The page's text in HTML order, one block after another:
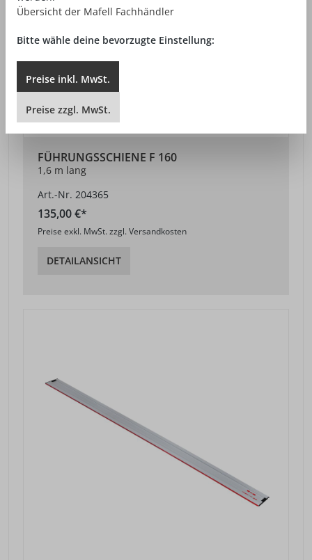
FÜHRUNGSSCHIENE F 160
1,6 m lang
Art.-Nr. 204365
135,00 €*
Preise exkl. MwSt. zzgl. Versandkosten
DETAILANSICHT
Übersicht der Mafell Fachhändler
Bitte wähle deine bevorzugte Einstellung:
Preise inkl. MwSt.
Preise zzgl. MwSt.